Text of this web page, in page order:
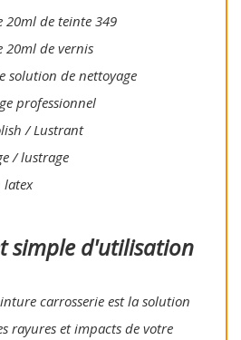
20ml de teinte 349
20ml de vernis
solution de nettoyage
professionnel
/ Lustrant
/ lustrage
latex
simple d'utilisation
carrosserie est la solution
rayures et impacts de votre